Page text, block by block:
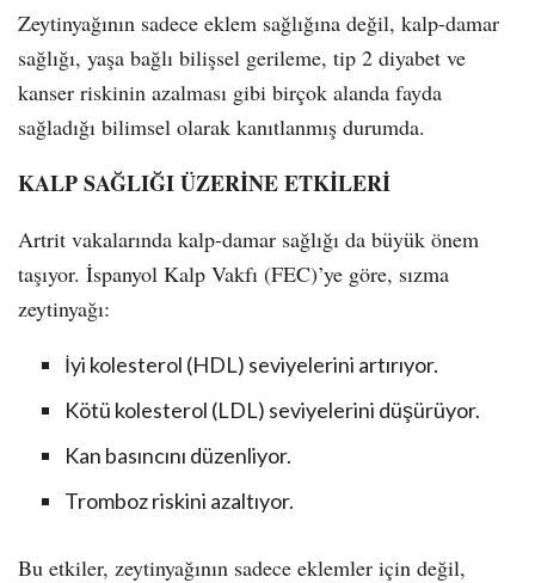
Zeytinyağının sadece eklem sağlığına değil, kalp-damar
sağlığı, yaşa bağlı bilişsel gerileme, tip 2 diyabet ve
kanser riskinin azalması gibi birçok alanda fayda
sağladığı bilimsel olarak kanıtlanmış durumda.
KALP SAĞLIĞI ÜZERİNE ETKİLERİ
Artrit vakalarında kalp-damar sağlığı da büyük önem
taşıyor. İspanyol Kalp Vakfı (FEC)’ye göre, sızma
zeytinyağı:
İyi kolesterol (HDL) seviyelerini artırıyor.
Kötü kolesterol (LDL) seviyelerini düşürüyor.
Kan basıncını düzenliyor.
Tromboz riskini azaltıyor.
Bu etkiler, zeytinyağının sadece eklemler için değil,